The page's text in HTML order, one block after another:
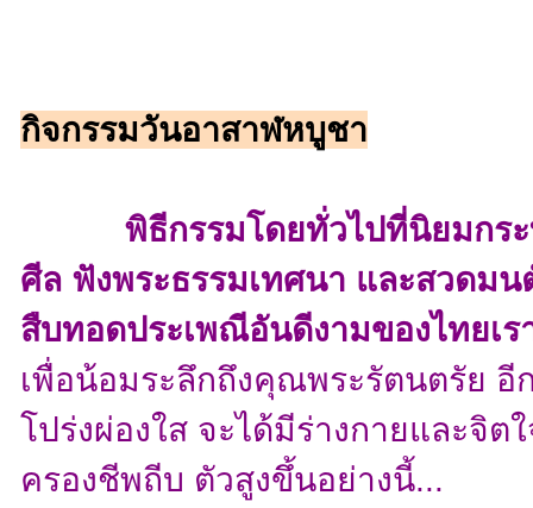
กิจกรรมวันอาสาฬหบูชา
พิธีกรรมโดยทั่วไปที่นิยมกระท
ศีล ฟังพระธรรมเทศนา และสวดม
สืบทอดประเพณีอันดีงามของไทยเร
เพื่อน้อมระลึกถึงคุณพระรัตนตรัย อี
โปร่งผ่องใส จะได้มีร่างกายและจิ
ครองชีพถีบ ตัวสูงขึ้นอย่างนี้...